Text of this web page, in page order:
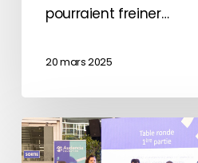
pourraient freiner…
20 mars 2025
Parcours
Sirius